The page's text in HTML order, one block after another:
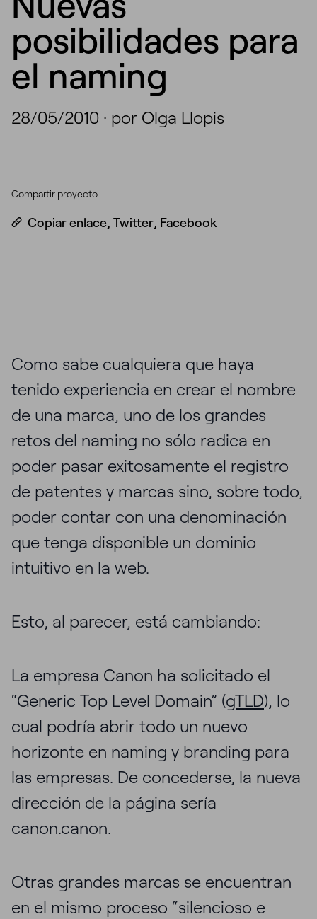
posibilidades para
el naming
28/05/2010 · por Olga Llopis
Compartir proyecto
Copiar enlace, Twitter, Facebook
Como sabe cualquiera que haya
tenido experiencia en crear el nombre
de una marca, uno de los grandes
retos del naming no sólo radica en
poder pasar exitosamente el registro
de patentes y marcas sino, sobre todo,
poder contar con una denominación
que tenga disponible un dominio
intuitivo en la web.
Esto, al parecer, está cambiando:
La empresa Canon ha solicitado el
“Generic Top Level Domain” (gTLD), lo
cual podría abrir todo un nuevo
horizonte en naming y branding para
las empresas. De concederse, la nueva
dirección de la página sería
canon.canon.
Otras grandes marcas se encuentran
en el mismo proceso “silencioso e